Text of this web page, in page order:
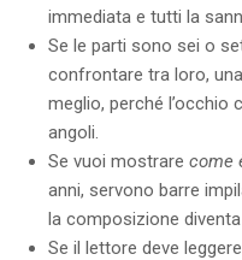
immediata e tutti la
Se le parti sono sei o
confrontare tra loro,
meglio, perché l’occhio
angoli.
Se vuoi mostrare come
anni, servono barre
la composizione
Se il lettore deve